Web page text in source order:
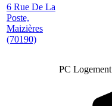
6 Rue De La
Poste,
Maizières
(70190)
PC Logement